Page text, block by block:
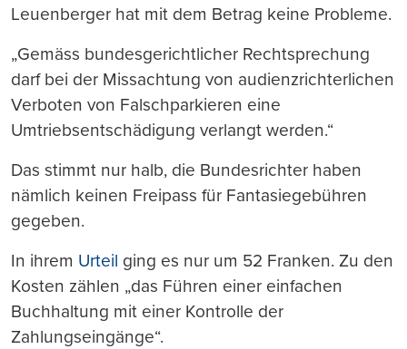
Leuenberger hat mit dem Betrag keine Probleme.
„Gemäss bundesgerichtlicher Rechtsprechung
darf bei der Missachtung von audienzrichterlichen
Verboten von Falschparkieren eine
Umtriebsentschädigung verlangt werden.“
Das stimmt nur halb, die Bundesrichter haben
nämlich keinen Freipass für Fantasiegebühren
gegeben.
In ihrem Urteil ging es nur um 52 Franken. Zu den
Kosten zählen „das Führen einer einfachen
Buchhaltung mit einer Kontrolle der
Zahlungseingänge“.